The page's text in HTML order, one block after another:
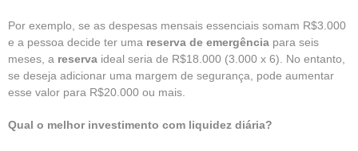
Por exemplo, se as despesas mensais essenciais somam R$3.000
e a pessoa decide ter uma reserva de emergência para seis
meses, a reserva ideal seria de R$18.000 (3.000 x 6). No entanto,
se deseja adicionar uma margem de segurança, pode aumentar
esse valor para R$20.000 ou mais.
Qual o melhor investimento com liquidez diária?